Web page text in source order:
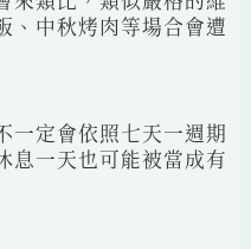
、中秋烤肉等場合會遭
一定會依照七天一週期
息一天也可能被當成有